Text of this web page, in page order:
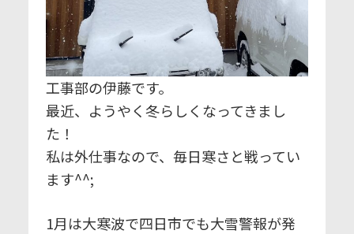
工事部の伊藤です。
最近、ようやく冬らしくなってきまし
た！
私は外仕事なので、毎日寒さと戦ってい
ます^^;
1月は大寒波で四日市でも大雪警報が発